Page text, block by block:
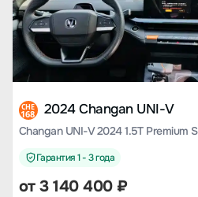
CHE
168 2024 Changan UNI-V
Changan UNI-V 2024 1.5T Premium
Гарантия 1 - 3 года
от3 140 400₽